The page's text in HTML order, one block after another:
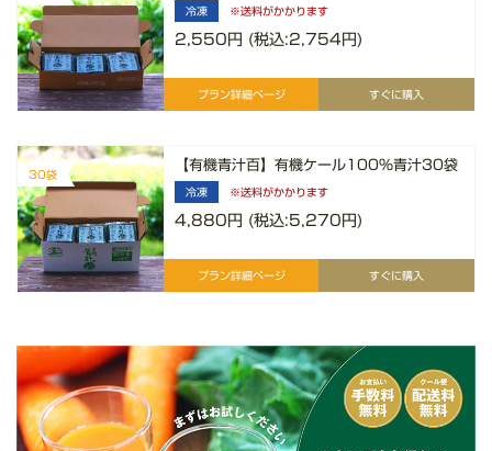
冷凍 ※送料がかかります
2,550円 (税込:2,754円)
プラン詳細ページ すぐに購入
30袋
【有機青汁百】有機ケール100%青汁30袋
冷凍 ※送料がかかります
4,880円 (税込:5,270円)
プラン詳細ページ すぐに購入